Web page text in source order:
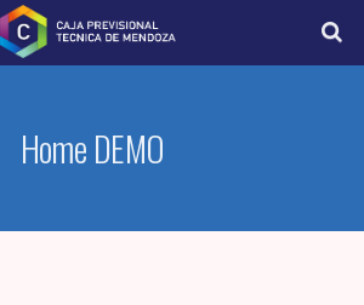
Home DEMO